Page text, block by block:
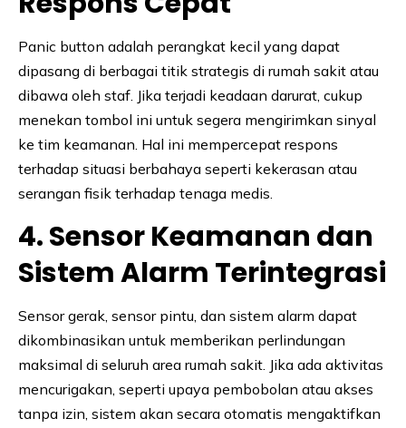
Panic button adalah perangkat kecil yang dapat
dipasang di berbagai titik strategis di rumah sakit atau
dibawa oleh staf. Jika terjadi keadaan darurat, cukup
menekan tombol ini untuk segera mengirimkan sinyal
ke tim keamanan. Hal ini mempercepat respons
terhadap situasi berbahaya seperti kekerasan atau
serangan fisik terhadap tenaga medis.
4. Sensor Keamanan dan
Sistem Alarm Terintegrasi
Sensor gerak, sensor pintu, dan sistem alarm dapat
dikombinasikan untuk memberikan perlindungan
maksimal di seluruh area rumah sakit. Jika ada aktivitas
mencurigakan, seperti upaya pembobolan atau akses
tanpa izin, sistem akan secara otomatis mengaktifkan